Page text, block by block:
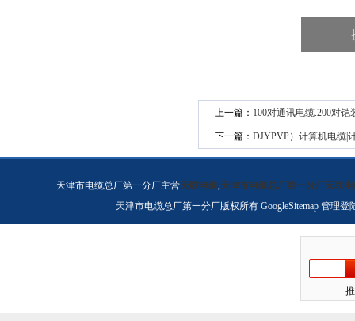
上一篇： 100对通讯电缆.200对
下一篇： DJYPVP）计算机电缆|
天津市电缆总厂第一分厂主营天联电缆,天津市电缆总厂第一分厂天联电
天津市电缆总厂第一分厂版权所有 GoogleSitemap 管理登